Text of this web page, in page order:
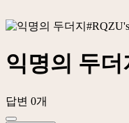
익명의 두
답변 0개